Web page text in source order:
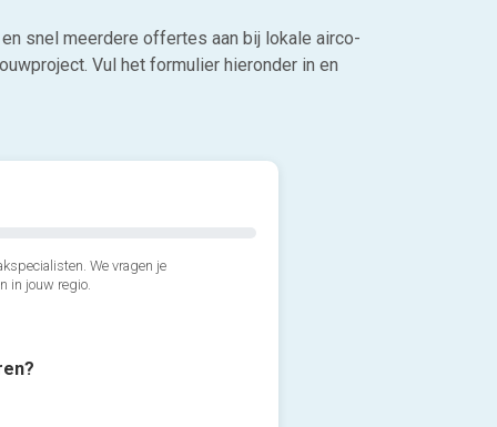
snel meerdere offertes aan bij lokale airco-
Vul het formulier hieronder in en
We vragen je
in jouw regio.